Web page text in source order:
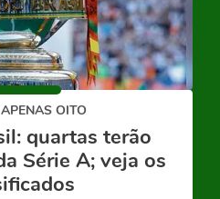
OITO
quartas terão
Série A; veja os